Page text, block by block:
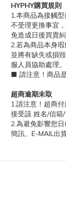
HYPHY購買規則
1.本商品為接觸
不受理更換事宜
免造成日後買賣糾
2.若為商品本身
並將有缺失或損
服人員協助處理。
■ 請注意！商品
超商逾期未取
1.請注意！超商
接受該 姓名/信箱/
2.為避免影響您
簡訊、E-MAIL出